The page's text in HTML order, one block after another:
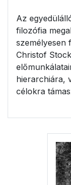
Az
filozófia
személyesen
Christof
hierarchiára,
célokra